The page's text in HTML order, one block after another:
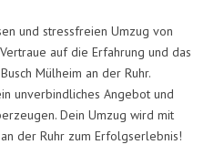
und stressfreien Umzug von
auf die Erfahrung und das
Mülheim an der Ruhr.
unverbindliches Angebot und
Dein Umzug wird mit
der Ruhr zum Erfolgserlebnis!